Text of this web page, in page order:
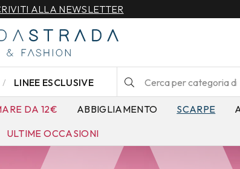
ALLA NEWSLETTER
DA 12€ ABBIGLIAMENTO SCARPE
ULTIME OCCASIONI
LINEE ESCLUSIVE